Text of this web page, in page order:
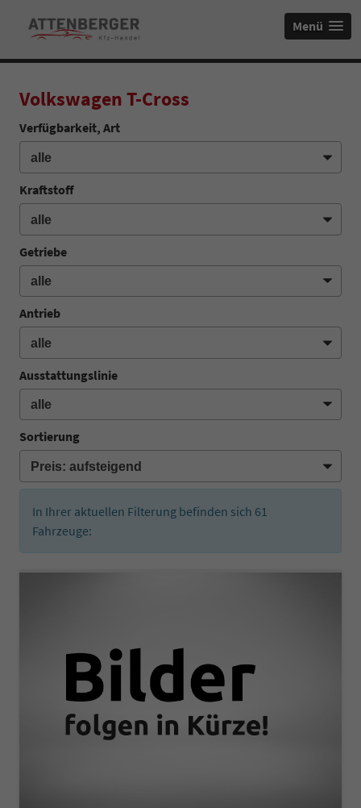
Menü
Volkswagen T-Cross
Verfügbarkeit, Art
Kraftstoff
Getriebe
Antrieb
Ausstattungslinie
Sortierung
In Ihrer aktuellen Filterung befinden sich 61
Fahrzeuge: